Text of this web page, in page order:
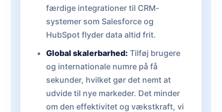
færdige integrationer til CRM-
systemer som Salesforce og
HubSpot flyder data altid frit.
Global skalerbarhed: Tilføj brugere
og internationale numre på få
sekunder, hvilket gør det nemt at
udvide til nye markeder. Det minder
om den effektivitet og vækstkraft, vi